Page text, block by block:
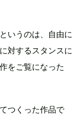
いうのは、自由に
対するスタンスに
をご覧になった
つくった作品で